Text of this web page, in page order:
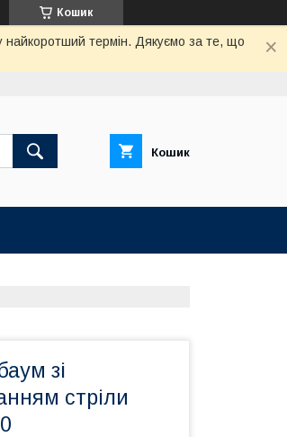
Кошик
найкоротший термін. Дякуємо за те, що
Кошик
зі
стріли